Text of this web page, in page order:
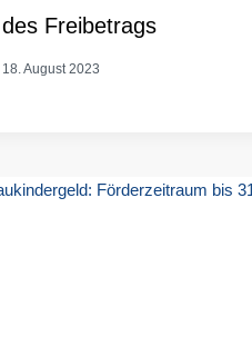
des Freibetrags
18. August 2023